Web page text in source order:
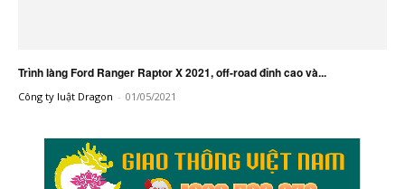
Trình làng Ford Ranger Raptor X 2021, off-road đỉnh cao và...
Công ty luật Dragon - 01/05/2021